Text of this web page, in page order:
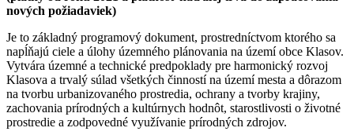
nových požiadaviek)
Je to základný programový dokument, prostredníctvom ktorého sa
napĺňajú ciele a úlohy územného plánovania na území obce Klasov.
Vytvára územné a technické predpoklady pre harmonický rozvoj
Klasova a trvalý súlad všetkých činností na území mesta a dôrazom
na tvorbu urbanizovaného prostredia, ochrany a tvorby krajiny,
zachovania prírodných a kultúrnych hodnôt, starostlivosti o životné
prostredie a zodpovedné využívanie prírodných zdrojov.